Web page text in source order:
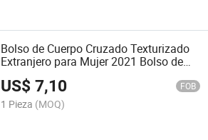
Bolso de Cuerpo Cruzado Texturizado
Extranjero para Mujer 2021 Bolso de
Cadena de Moda Versátil
US$7,10 FOB
1 Pieza (MOQ)